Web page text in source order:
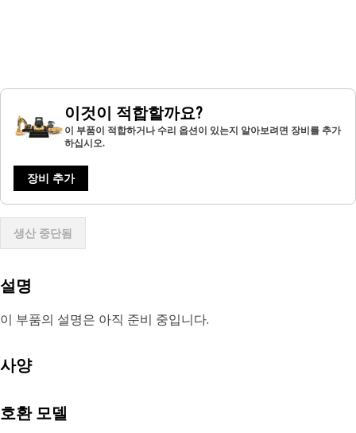
이것이 적합할까요?
이 부품이 적합하거나 수리 옵션이 있는지 알아보려면 장비를 추가
하십시오.
장비 추가
생산 중단됨
설명
이 부품의 설명은 아직 준비 중입니다.
사양
호환 모델